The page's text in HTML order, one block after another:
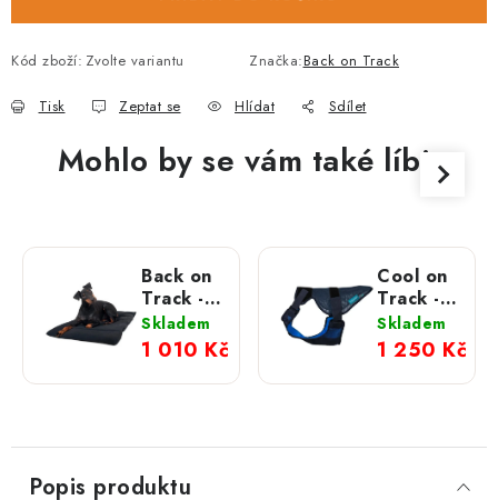
Kód zboží: Zvolte variantu Značka:Back on Track
Tisk Zeptat se Hlídat Sdílet
Mohlo by se vám také líbit
Back on
Track -
Podložka
pro psy
Skladem
1 010 Kč
Cool on
Track -
chladící
postroj
Skladem
1 250 Kč
Popis produktu